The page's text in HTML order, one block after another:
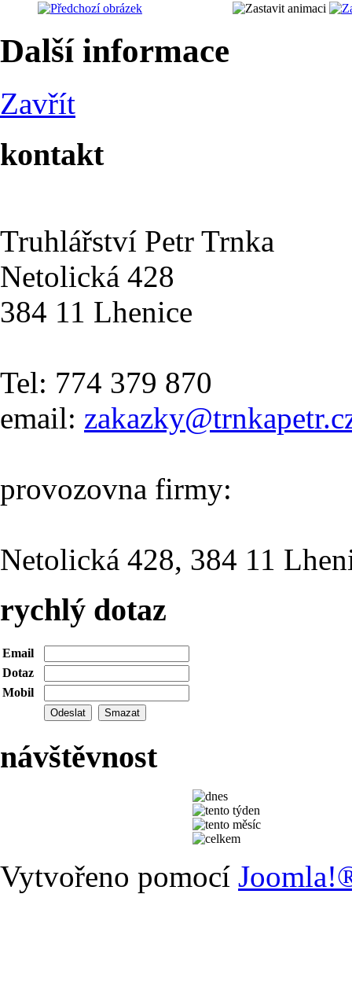
Další informace
Zavřít
kontakt
Truhlářství Petr Trnka
Netolická 428
384 11 Lhenice
Tel: 774 379 870
email:
provozovna firmy:
Netolická 428, 384 11
rychlý dotaz
Email
Dotaz
Mobil
návštěvnost
Vytvořeno pomocí